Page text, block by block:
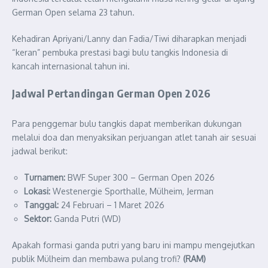
German Open selama 23 tahun.
Kehadiran Apriyani/Lanny dan Fadia/Tiwi diharapkan menjadi
“keran” pembuka prestasi bagi bulu tangkis Indonesia di
kancah internasional tahun ini.
Jadwal Pertandingan German Open 2026
Para penggemar bulu tangkis dapat memberikan dukungan
melalui doa dan menyaksikan perjuangan atlet tanah air sesuai
jadwal berikut:
Turnamen: BWF Super 300 – German Open 2026
Lokasi: Westenergie Sporthalle, Mülheim, Jerman
Tanggal: 24 Februari – 1 Maret 2026
Sektor: Ganda Putri (WD)
Apakah formasi ganda putri yang baru ini mampu mengejutkan
publik Mülheim dan membawa pulang trofi? (RAM)